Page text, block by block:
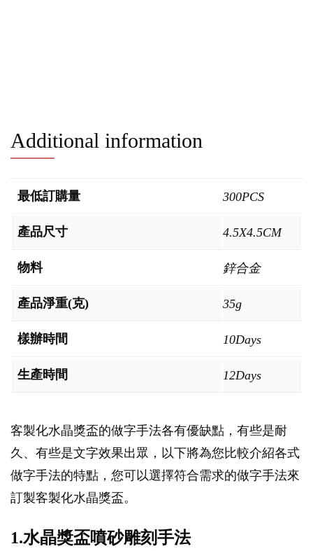
Additional information
最低訂購量 300PCS
產品尺寸 4.5X4.5CM
物料 鋅合金
產品淨重(克) 35g
樣辦時間 10Days
生產時間 12Days
客製化水晶獎盃的做字手法各有優缺點，有些是耐
久、有些是文字效果出眾，以下將為您比較介紹各式
做字手法的特點，您可以選擇符合需求的做字手法來
訂製客製化水晶獎盃。
1.水晶獎盃噴砂雕刻手法